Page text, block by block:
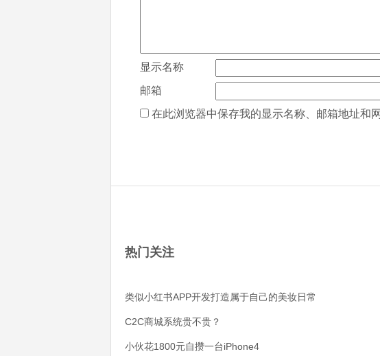
显示名称
邮箱
在此浏览器中保存我的显示名称、邮箱地址和
热门关注
类似小红书APP开发打造属于自己的美妆日常
C2C商城系统贵不贵？
小伙花1800元自攒一台iPhone4